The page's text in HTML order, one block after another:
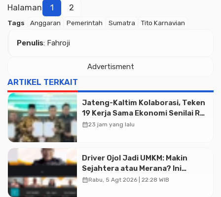
Halaman 1 2
Tags Anggaran Pemerintah Sumatra Tito Karnavian
Penulis: Fahroji
Advertisment
ARTIKEL TERKAIT
Jateng-Kaltim Kolaborasi, Teken
19 Kerja Sama Ekonomi Senilai Rp
20,2 Triliun
calendar_month23 jam yang lalu
Driver Ojol Jadi UMKM: Makin
Sejahtera atau Merana? Ini
Temuan Diskusi Paramadina
calendar_monthRabu, 5 Agt 2026 | 22:28 WIB